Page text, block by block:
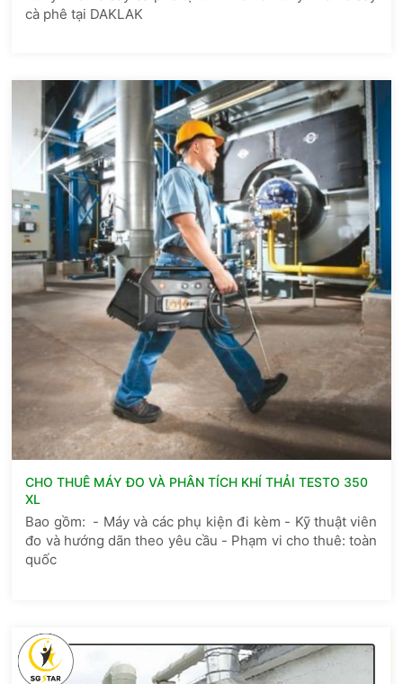
cà phê tại DAKLAK​
CHO THUÊ MÁY ĐO VÀ PHÂN TÍCH KHÍ THẢI TESTO 350
XL
Bao gồm: - Máy và các phụ kiện đi kèm - Kỹ thuật viên
đo và hướng dãn theo yêu cầu - Phạm vi cho thuê: toàn
quốc